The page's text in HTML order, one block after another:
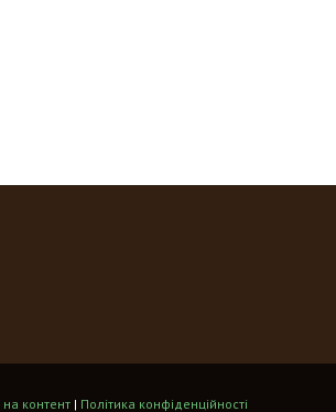
контент | Політика конфіденційності